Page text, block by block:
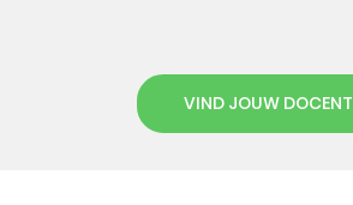
VIND JOUW DOCENT